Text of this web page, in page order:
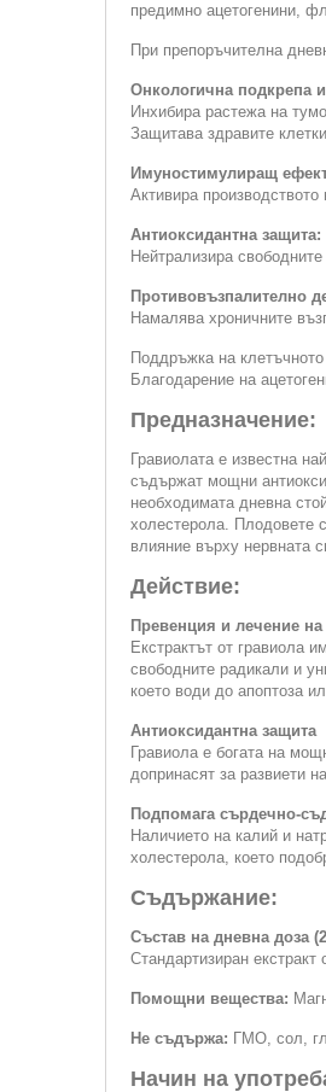
предимно ацетогенини,
При препоръчителна
Онкологична подкрепа
Инхибира растежа на
Защитава здравите
Имуностимулиращ
Активира
Антиоксидантна защита:
Нейтрализира
Противовъзпалително
Намалява хроничните
Поддръжка на
Благодарение на
Предназначение:
Гравиолата е известна
съдържат мощни
необходимата дневна
холестерола. Плодовете
влияние върху нервната
Действие:
Превенция и лечение на
Екстрактът от гравиола
свободните радикали и
което води до апоптоза
Антиоксидантна защита
Гравиола е богата на
допринасят за развиети
Подпомага сърдечно-
Наличието на калий и
холестерола, което
Съдържание:
Състав на дневна доза
Стандартизиран
Помощни вещества:
Не съдържа: ГМО, сол,
Начин на